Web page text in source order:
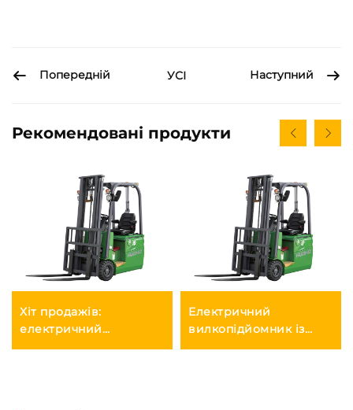
Попередній УСІ Наступний
Рекомендовані продукти
Хіт продажів:
електричний
Електричний
вилкопідйомник із